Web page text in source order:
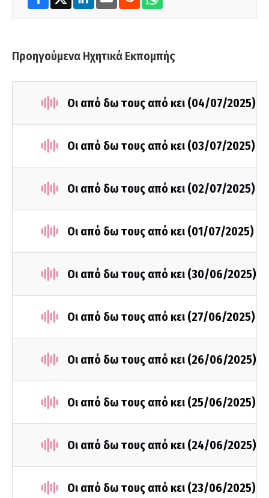
Προηγούμενα Ηχητικά Εκπομπής
Οι από δω τους από κει (04/07/2025)
Οι από δω τους από κει (03/07/2025)
Οι από δω τους από κει (02/07/2025)
Οι από δω τους από κει (01/07/2025)
Οι από δω τους από κει (30/06/2025)
Οι από δω τους από κει (27/06/2025)
Οι από δω τους από κει (26/06/2025)
Οι από δω τους από κει (25/06/2025)
Οι από δω τους από κει (24/06/2025)
Οι από δω τους από κει (23/06/2025)